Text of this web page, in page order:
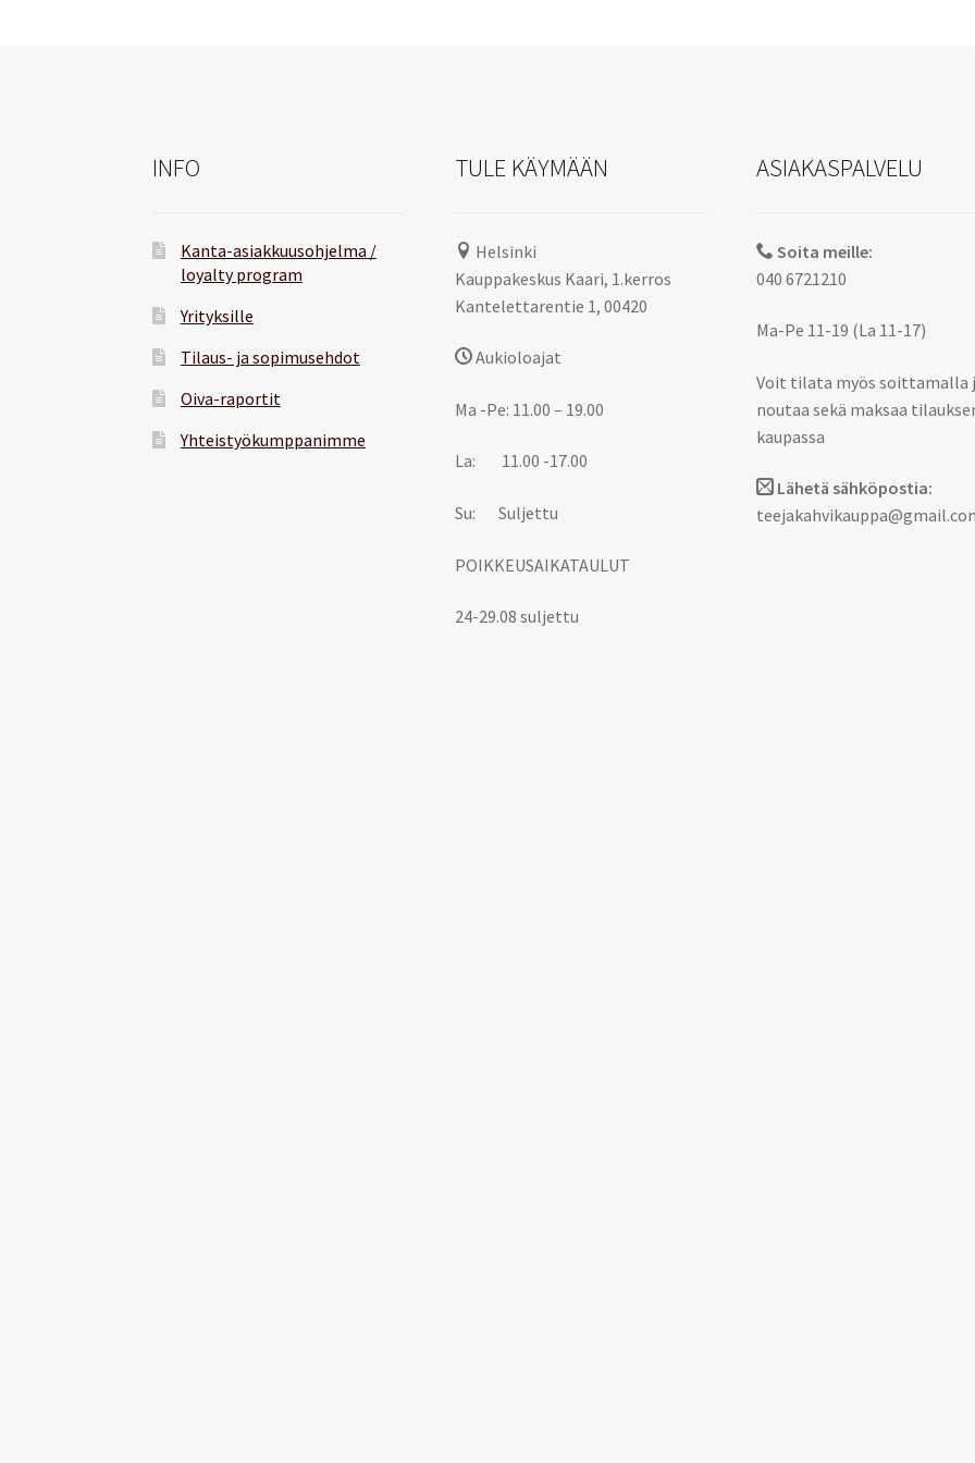
INFO
Kanta-asiakkuusohjelma /
loyalty program
Yrityksille
Tilaus- ja sopimusehdot
Oiva-raportit
Yhteistyökumppanimme
TULE KÄYMÄÄN
Helsinki
Kauppakeskus Kaari, 1.kerros
Kantelettarentie 1, 00420
Aukioloajat
Ma -Pe: 11.00 – 19.00
La: 11.00 -17.00
Su: Suljettu
POIKKEUSAIKATAULUT
24-29.08 suljettu
ASIAKASPALVELU
Soita meille:
040 6721210
Ma-Pe 11-19 (La 11-17)
Voit tilata myös soittamalla
noutaa sekä maksaa
kaupassa
Lähetä sähköpostia: